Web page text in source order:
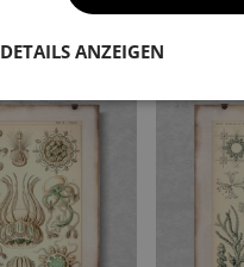
DETAILS ANZEIGEN